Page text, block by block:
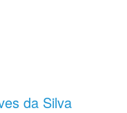
da Silva